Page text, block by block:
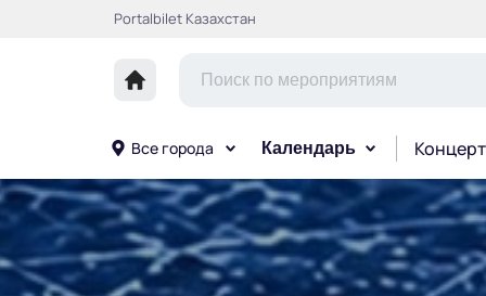
Portalbilet Казахстан
Все города Календарь Концерт